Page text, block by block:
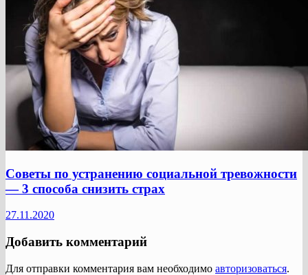
Советы по устранению социальной тревожности
— 3 способа снизить страх
27.11.2020
Добавить комментарий
Для отправки комментария вам необходимо авторизоваться.